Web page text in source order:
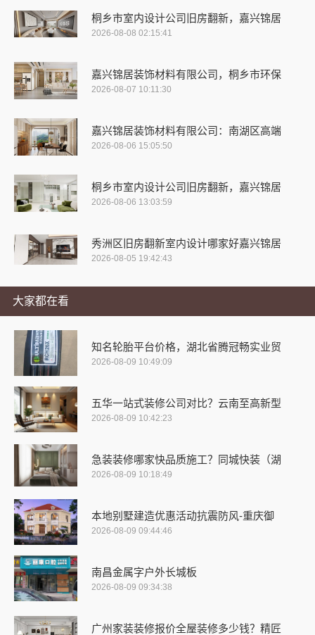
桐乡市室内设计公司旧房翻新，嘉兴锦居
2026-08-08 02:15:41
嘉兴锦居装饰材料有限公司，桐乡市环保
2026-08-07 10:11:30
嘉兴锦居装饰材料有限公司：南湖区高端
2026-08-06 15:05:50
桐乡市室内设计公司旧房翻新，嘉兴锦居
2026-08-06 13:03:59
秀洲区旧房翻新室内设计哪家好嘉兴锦居
2026-08-05 19:42:43
大家都在看
知名轮胎平台价格，湖北省腾冠畅实业贸
2026-08-09 10:49:09
五华一站式装修公司对比？云南至高新型
2026-08-09 10:42:23
急装装修哪家快品质施工？同城快装（湖
2026-08-09 10:18:49
本地别墅建造优惠活动抗震防风-重庆御
2026-08-09 09:44:46
南昌金属字户外长城板
2026-08-09 09:34:38
广州家装装修报价全屋装修多少钱？精匠